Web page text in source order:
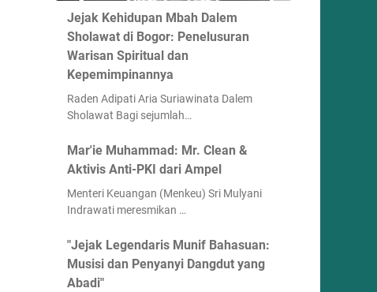
Jejak Kehidupan Mbah Dalem
Sholawat di Bogor: Penelusuran
Warisan Spiritual dan
Kepemimpinannya
Raden Adipati Aria Suriawinata Dalem
Sholawat Bagi sejumlah…
Mar'ie Muhammad: Mr. Clean &
Aktivis Anti-PKI dari Ampel
Menteri Keuangan (Menkeu) Sri Mulyani
Indrawati meresmikan …
"Jejak Legendaris Munif Bahasuan:
Musisi dan Penyanyi Dangdut yang
Abadi"